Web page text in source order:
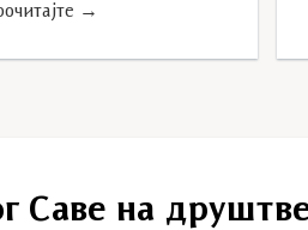
→
Саве на